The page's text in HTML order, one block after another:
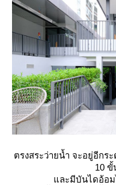
ตรงสระว่ายน้ำ จะอยู่อีก
10
ละมีบันไดอ้อม